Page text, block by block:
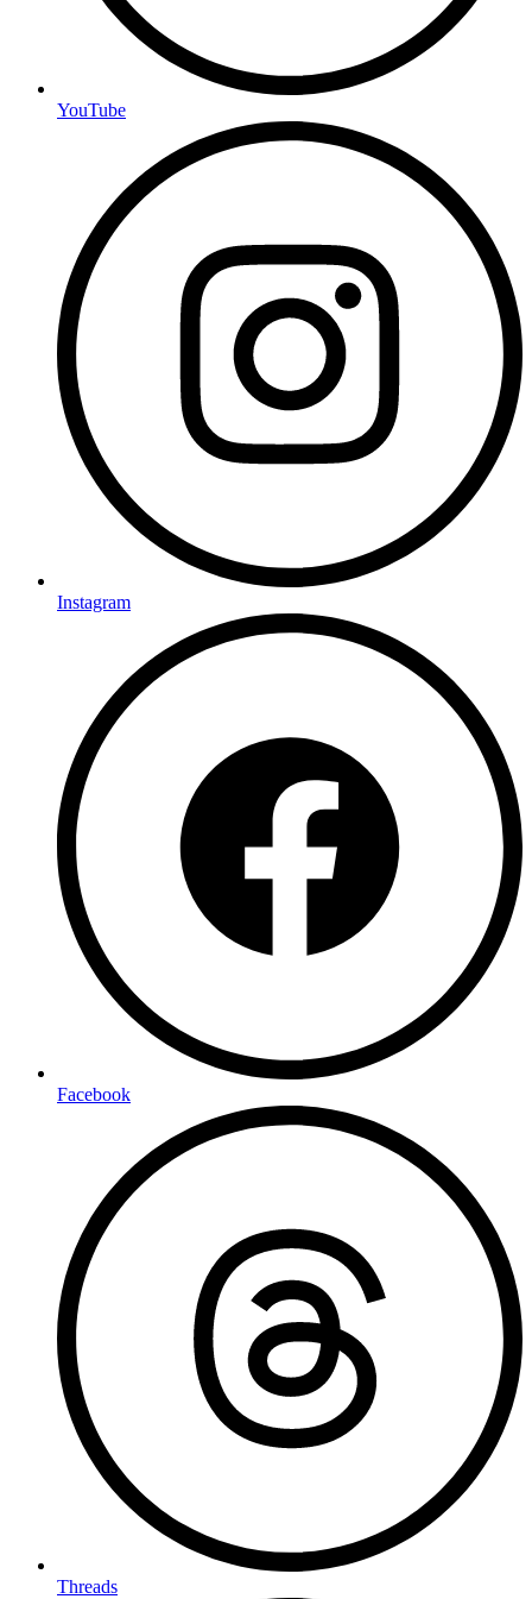
YouTube
Instagram
Facebook
Threads